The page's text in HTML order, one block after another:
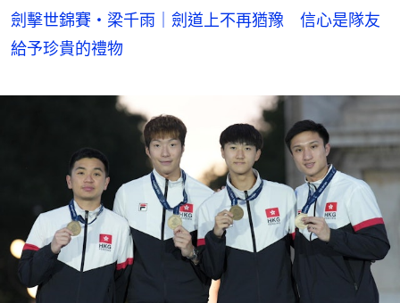
劍擊世錦賽・梁千雨｜劍道上不再猶豫 信心是隊友
給予珍貴的禮物